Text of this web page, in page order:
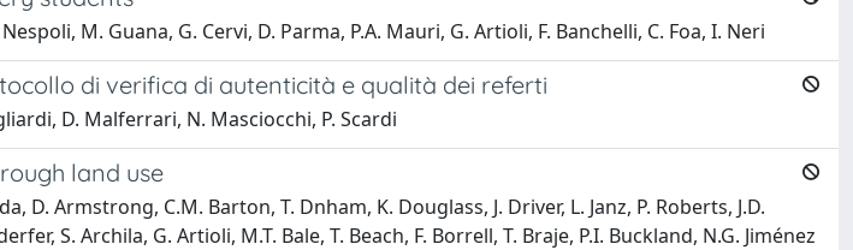
M. Guana, G. Cervi, D. Parma, P.A. Mauri, G. Artioli, F. Banchelli, C. Foa, I. Neri
di verifica di autenticità e qualità dei referti
D. Malferrari, N. Masciocchi, P. Scardi
land use
D. Armstrong, C.M. Barton, T. Dnham, K. Douglass, J. Driver, L. Janz, P. Roberts, J.D.
S. Archila, G. Artioli, M.T. Bale, T. Beach, F. Borrell, T. Braje, P.I. Buckland, N.G. Jiménez